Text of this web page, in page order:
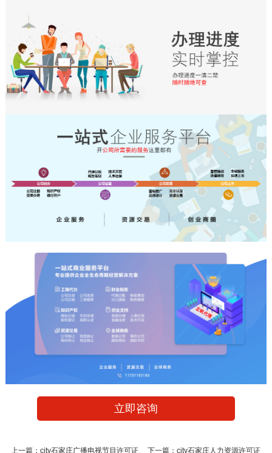
立即咨询
上一篇：city石家庄广播电视节目许可证 下一篇：city石家庄人力资源许可证